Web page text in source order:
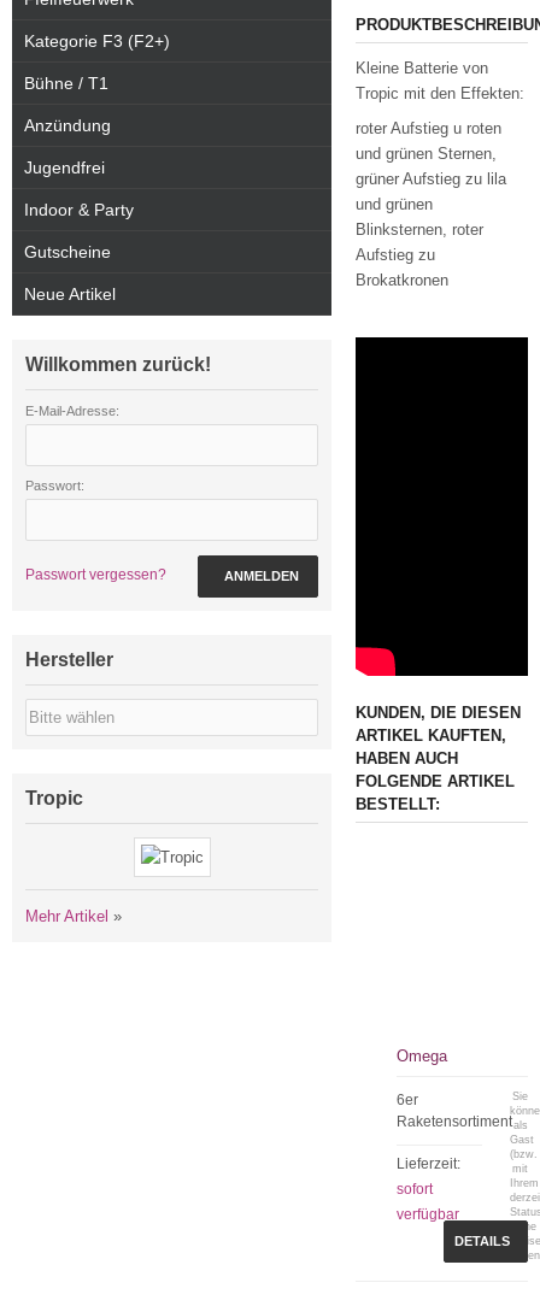
Kleine Batterie von
Tropic mit den Effekten:
roter Aufstieg u roten
und grünen Sternen,
grüner Aufstieg zu lila
und grünen
Blinksternen, roter
Aufstieg zu
Brokatkronen
KUNDEN, DIE DIESEN
ARTIKEL KAUFTEN,
HABEN AUCH
FOLGENDE ARTIKEL
BESTELLT:
Omega
6er
Raketensortiment
Lieferzeit:
sofort
verfügbar
Sie
als
Gast
(bzw.
mit
Ihrem
keine
DETAILS
Kategorie F3 (F2+)
Bühne / T1
Anzündung
Jugendfrei
Indoor & Party
Gutscheine
Neue Artikel
Willkommen zurück!
E-Mail-Adresse:
Passwort:
Passwort vergessen? ANMELDEN
Hersteller
Tropic
Mehr Artikel »